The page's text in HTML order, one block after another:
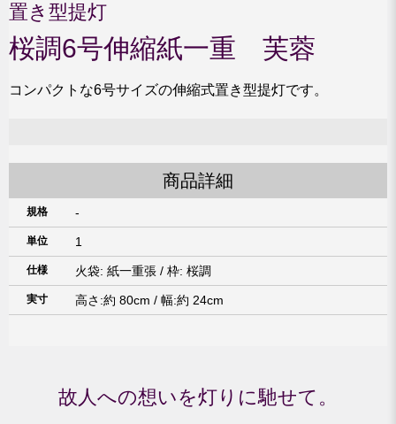
置き型提灯
桜調6号伸縮紙一重 芙蓉
コンパクトな6号サイズの伸縮式置き型提灯です。
商品詳細
規格 -
単位 1
仕様 火袋: 紙一重張 / 枠: 桜調
実寸 高さ:約 80cm / 幅:約 24cm
故人への想いを灯りに馳せて。